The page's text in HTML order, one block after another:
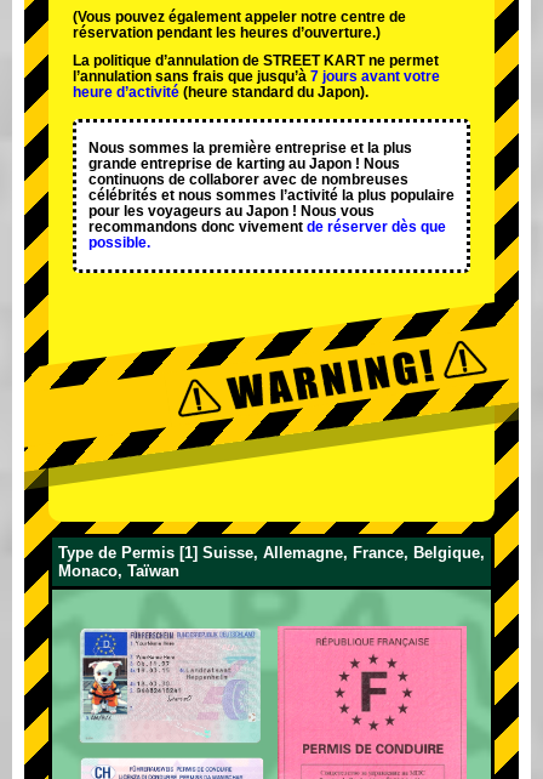
(Vous pouvez également appeler notre centre de
réservation pendant les heures d’ouverture.)
La politique d’annulation de STREET KART ne permet
l’annulation sans frais que jusqu’à 7 jours avant votre
heure d’activité (heure standard du Japon).
Nous sommes la première entreprise et la plus
grande entreprise de karting au Japon ! Nous
continuons de collaborer avec de nombreuses
célébrités et nous sommes l’activité la plus populaire
pour les voyageurs au Japon ! Nous vous
recommandons donc vivement de réserver dès que
possible.
Type de Permis [1] Suisse, Allemagne, France, Belgique,
Monaco, Taïwan